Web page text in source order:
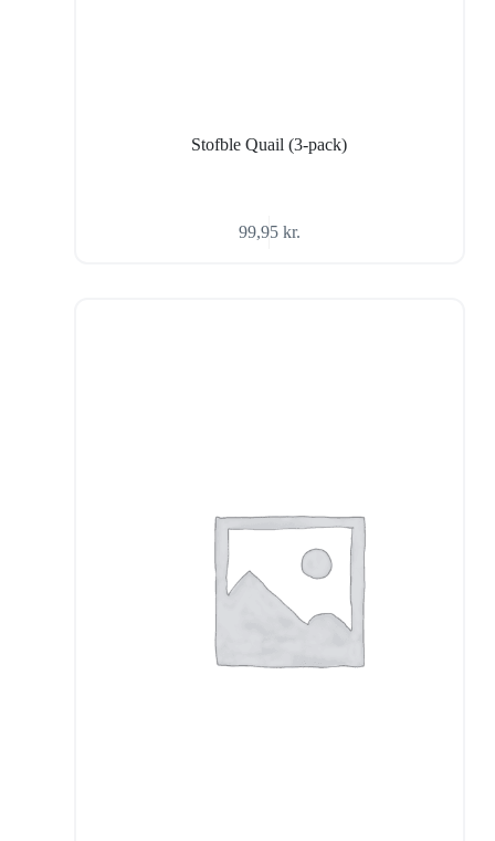
Stofble Quail (3-pack)
99,95 kr.